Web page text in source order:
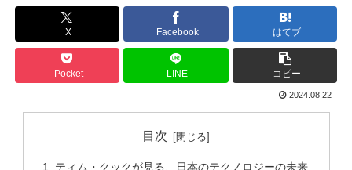
X Facebook はてブ
Pocket LINE コピー
2024.08.22
目次
ティム・クックが見る、日本のテクノロジーの未来